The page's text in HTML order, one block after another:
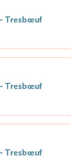
- Tresbœuf
- Tresbœuf
- Tresbœuf